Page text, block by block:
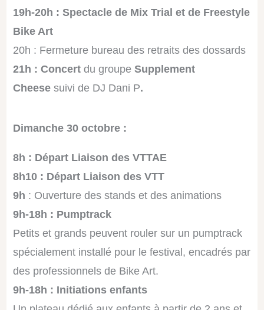
19h-20h : Spectacle de Mix Trial et de Freestyle
Bike Art
20h : Fermeture bureau des retraits des dossards
21h : Concert du groupeSupplement
Cheese suivi de DJ Dani P.
Dimanche 30 octobre :
8h : Départ Liaison des VTTAE
8h10 : Départ Liaison des VTT
9h : Ouverture des stands et des animations
9h-18h : Pumptrack
Petits et grands peuvent rouler sur un pumptrack
spécialement installé pour le festival, encadrés par
des professionnels de Bike Art.
9h-18h : Initiations enfants